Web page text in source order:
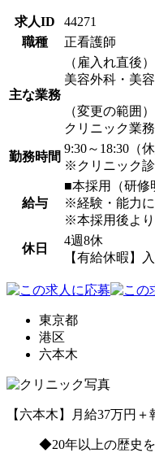
求人ID
44271
職種
正看護師
主な業務
（雇入れ直後）
美容外科・美
（変更の範囲）
クリニック業
勤務時間
9:30～18:30（休
※クリニック診
給与
■本採用（研修
※経験・能力に
※本採用後よ
休日
4週8休
【有給休暇】
東京都
港区
六本木
【六本木】月給37万円
◆20年以上の